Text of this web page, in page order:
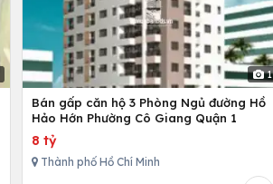
1
Bán gấp căn hộ 3 Phòng Ngủ đường Hồ
Hảo Hớn Phường Cô Giang Quận 1
8 tỷ
Thành phố Hồ Chí Minh